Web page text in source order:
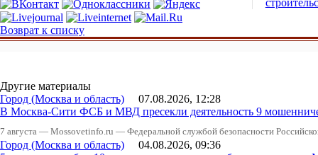
Возврат к списку
Другие материалы
Город (Москва и область) 07.08.2026, 12:28
В Москва-Сити ФСБ и МВД пресекли деятельность 9
7 августа — Mossovetinfo.ru — Федеральной службой безопасности
Город (Москва и область) 04.08.2026, 09:36